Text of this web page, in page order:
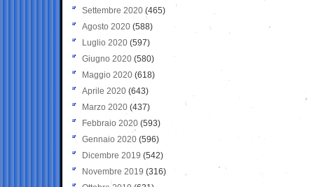
Settembre 2020(465)
Agosto 2020 (588)
Luglio 2020 (597)
Giugno 2020 (580)
Maggio 2020 (618)
Aprile 2020 (643)
Marzo 2020 (437)
Febbraio 2020 (593)
Gennaio 2020 (596)
Dicembre 2019 (542)
Novembre 2019 (316)